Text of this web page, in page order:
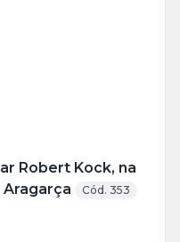
Robert Kock, na
Cód. 353